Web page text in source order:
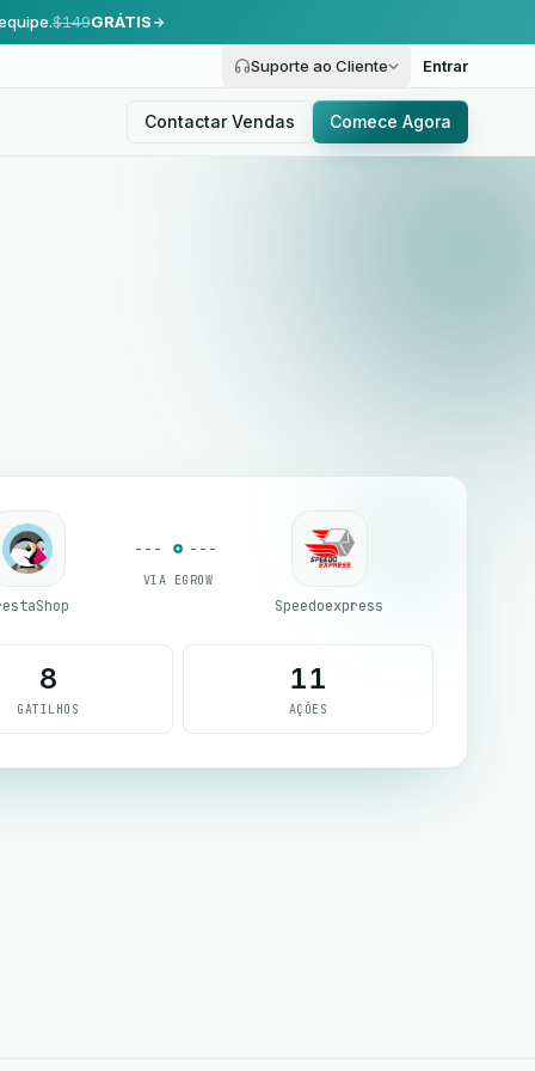
$149GRÁTIS
Suporte ao Cliente Entrar
Contactar Vendas Comece Agora
VIA EGROW
Speedoexpress
8
GATILHOS
11
AÇÕES